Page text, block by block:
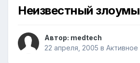
Неизвестный
Автор: medtech
22 апреля, 2005 в Активное